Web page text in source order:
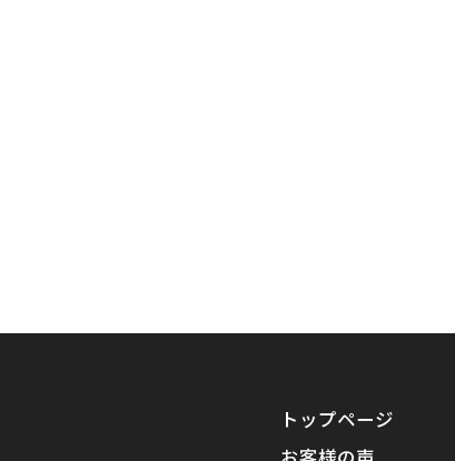
トップページ